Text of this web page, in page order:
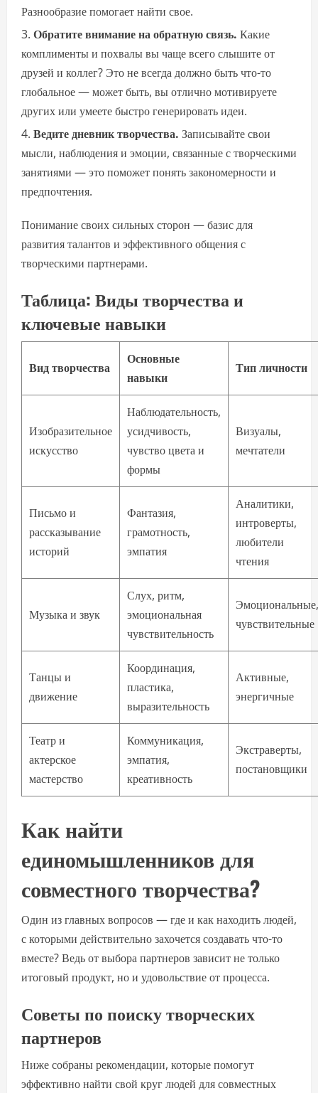
Разнообразие помогает найти свое.
Обратите внимание на обратную связь. Какие
комплименты и похвалы вы чаще всего слышите от
друзей и коллег? Это не всегда должно быть что-то
глобальное — может быть, вы отлично мотивируете
других или умеете быстро генерировать идеи.
Ведите дневник творчества. Записывайте свои
мысли, наблюдения и эмоции, связанные с творческими
занятиями — это поможет понять закономерности и
предпочтения.
Понимание своих сильных сторон — базис для
развития талантов и эффективного общения с
творческими партнерами.
Таблица: Виды творчества и
ключевые навыки
Вид творчества
Основные
навыки
Тип личности
Изобразительное
искусство
Наблюдательность,
усидчивость,
чувство цвета и
формы
Визуалы,
мечтатели
Письмо и
рассказывание
историй
Фантазия,
грамотность,
эмпатия
Аналитики,
интроверты,
любители
чтения
Музыка и звук
Слух, ритм,
эмоциональная
чувствительность
Эмоциональные,
чувствительные
Танцы и
движение
Координация,
пластика,
выразительность
Активные,
энергичные
Театр и
актерское
мастерство
Коммуникация,
эмпатия,
креативность
Экстраверты,
постановщики
Как найти
единомышленников для
совместного творчества?
Один из главных вопросов — где и как находить людей,
с которыми действительно захочется создавать что-то
вместе? Ведь от выбора партнеров зависит не только
итоговый продукт, но и удовольствие от процесса.
Советы по поиску творческих
партнеров
Ниже собраны рекомендации, которые помогут
эффективно найти свой круг людей для совместных